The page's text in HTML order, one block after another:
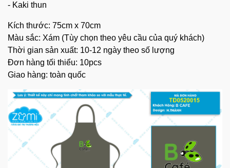
- Kaki thun
Kích thước: 75cm x 70cm
Màu sắc: Xám (Tùy chọn theo yêu cầu của quý khách)
Thời gian sản xuất: 10-12 ngày theo số lượng
Đơn hàng tối thiểu: 10pcs
Giao hàng: toàn quốc